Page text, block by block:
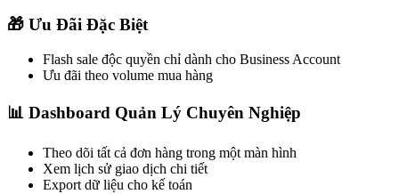
🎁 Ưu Đãi Đặc Biệt
Flash sale độc quyền chỉ dành cho Business Account
Ưu đãi theo volume mua hàng
📊 Dashboard Quản Lý Chuyên Nghiệp
Theo dõi tất cả đơn hàng trong một màn hình
Xem lịch sử giao dịch chi tiết
Export dữ liệu cho kế toán